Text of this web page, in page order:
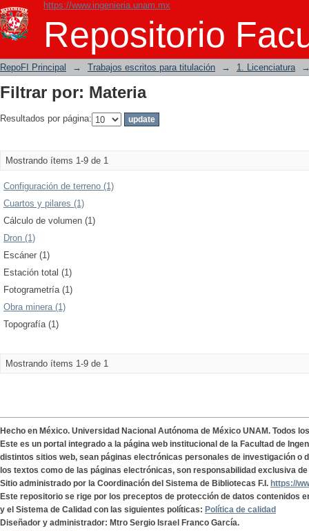
https://www.ingenieria.unam.mx
Repositorio
Filtrar por: Materia
RepoFI Principal → Trabajos escritos para titulación → 1. Licenciatura
Filtrar por: Materia
Resultados por página:
Mostrando ítems 1-9 de 1
Configuración de terreno (1)
Cuartos y pilares (1)
Cálculo de volumen (1)
Dron (1)
Escáner (1)
Estación total (1)
Fotogrametría (1)
Obra minera (1)
Topografía (1)
Mostrando ítems 1-9 de 1
Hecho en México. Universidad Nacional Autónoma de México UNAM. Todos
Este es un portal integrado a la página web institucional de la Facultad de
distintos sitios web, sean páginas electrónicas personales de investigación o
los textos como de las páginas electrónicas, son responsabilidad exclusiva
Sitio administrado por la Coordinación del Sistema de Bibliotecas F.I. https://
Este repositorio se rige por los preceptos de protección de datos contenidos
y el Sistema de Calidad con las siguientes políticas: Política de calidad
Diseñador y administrador: Mtro Sergio Israel Franco García.